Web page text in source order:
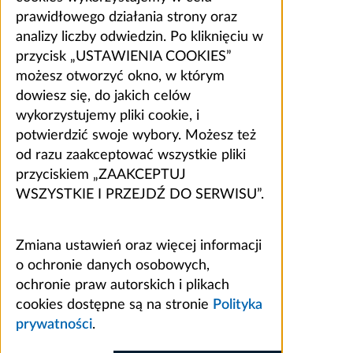
prawidłowego działania strony oraz
analizy liczby odwiedzin. Po kliknięciu w
przycisk „USTAWIENIA COOKIES”
możesz otworzyć okno, w którym
dowiesz się, do jakich celów
wykorzystujemy pliki cookie, i
potwierdzić swoje wybory. Możesz też
od razu zaakceptować wszystkie pliki
przyciskiem „ZAAKCEPTUJ
WSZYSTKIE I PRZEJDŹ DO SERWISU”.
Zmiana ustawień oraz więcej informacji
o ochronie danych osobowych,
ochronie praw autorskich i plikach
cookies dostępne są na stronie Polityka
prywatności.